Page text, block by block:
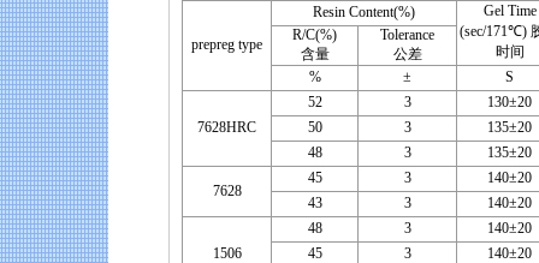
prepreg type
Resin Content(%)
Gel Time
(sec/171℃)
时间
R/C(%)
含量
Tolerance
公差
%
± S
7628HRC
52 3
130±20
50
3
135±20
48
3 135±20
7628
45 3
140±20
43
3 140±20
1506
48 3
140±20
45
3
140±20